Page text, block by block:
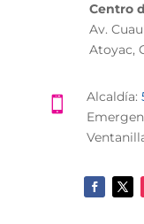
Centro
Av.
Atoyac,
 Alcaldía: